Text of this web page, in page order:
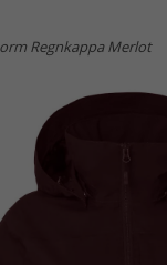
Regnkappa Merlot